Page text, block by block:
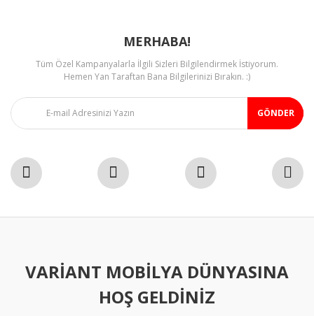
Gönder
MERHABA!
Tüm Özel Kampanyalarla İlgili Sizleri Bilgilendirmek İstiyorum.
Hemen Yan Taraftan Bana Bilgilerinizi Bırakın. :)
GÖNDER
VARIANT MOBILYA DÜNYASINA
HOŞ GELDINIZ